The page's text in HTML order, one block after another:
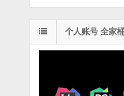
个人账号 全家